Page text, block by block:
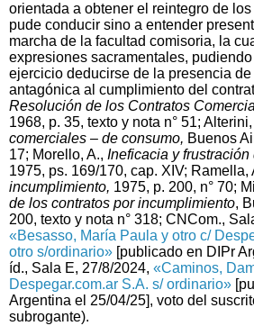
orientada a obtener el reintegro de
pude conducir sino a entender
marcha de la facultad comisoria, la
expresiones sacramentales,
ejercicio deducirse de la presencia
antagónica al cumplimiento del
Resolución de los Contratos
1968, p. 35, texto y nota n° 51; Alterini,
comerciales – de consumo, Buenos
17; Morello, A., Ineficacia y frustración
1975, ps. 169/170, cap. XIV; Ramella,
incumplimiento, 1975, p. 200, n° 70;
de los contratos por incumplimiento,
200, texto y nota n° 318; CNCom.,
«Besasso, María Paula y otro c/
otro s/ordinario» [publicado en DIPr
íd., Sala E, 27/8/2024, «Caminos,
Despegar.com.ar S.A. s/ ordinario»
Argentina el 25/04/25], voto del
subrogante).